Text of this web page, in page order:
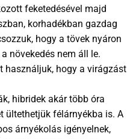
feketedésével majd
korhadékban gazdag
hogy a tövek nyáron
növekedés nem áll le.
hogy a virágzást
hibridek akár több óra
ültethetjük félárnyékba is. A
árnyékolás igényelnek,